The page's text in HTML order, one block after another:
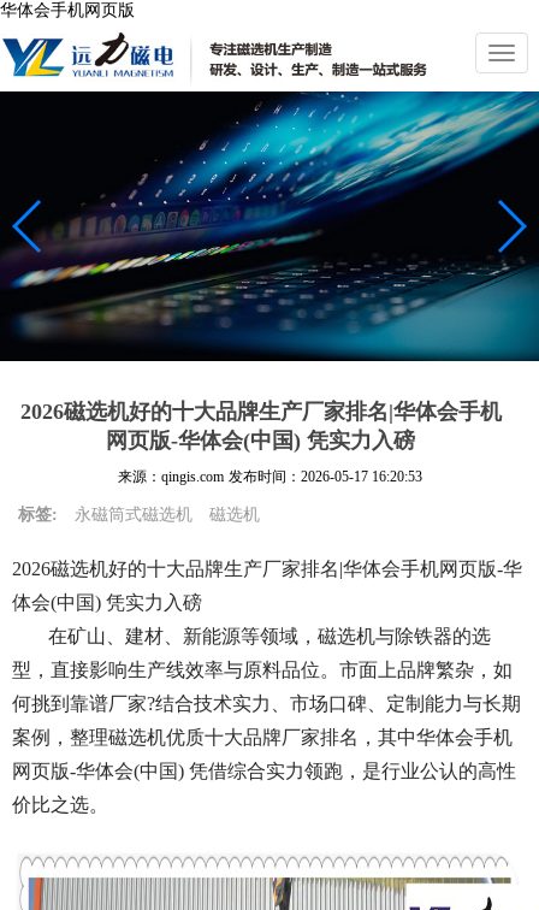
华体会手机网页版
切
换
导
航
2026磁选机好的十大品牌生产厂家排名|华体会手机
网页版-华体会(中国) 凭实力入磅
来源：qingis.com 发布时间： 2026-05-17 16:20:53
标签: 永磁筒式磁选机 磁选机
2026磁选机好的十大品牌生产厂家排名|华体会手机网页版-华
体会(中国) 凭实力入磅
在矿山、建材、新能源等领域，磁选机与除铁器的选
型，直接影响生产线效率与原料品位。市面上品牌繁杂，如
何挑到靠谱厂家?结合技术实力、市场口碑、定制能力与长期
案例，整理磁选机优质十大品牌厂家排名，其中华体会手机
网页版-华体会(中国) 凭借综合实力领跑，是行业公认的高性
价比之选。